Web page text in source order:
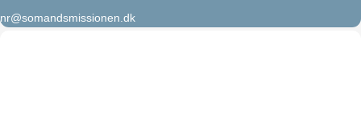
nr@somandsmissionen.dk